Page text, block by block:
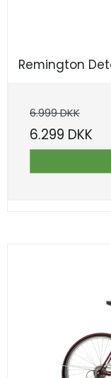
Remington
6.999 DKK
6.299 DKK